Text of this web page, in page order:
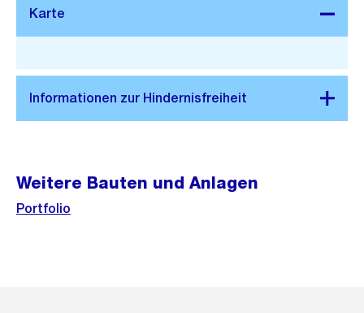
Stadtplan 3D
Weitere Bauten und Anlagen
Portfolio